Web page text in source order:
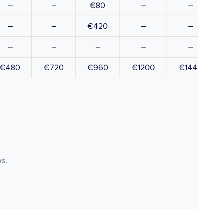
– – €80 – –
– – €420 – –
– – – – –
€480 €720 €960 €1200